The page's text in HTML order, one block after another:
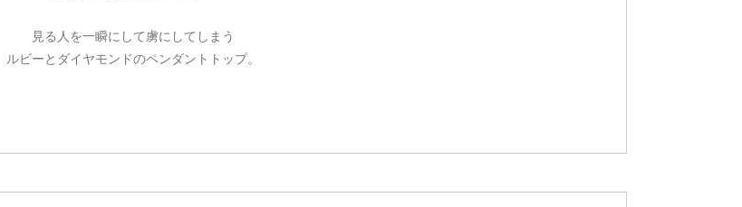
見る人を一瞬にして虜にしてしまう
ルビーとダイヤモンドのペンダントトップ。